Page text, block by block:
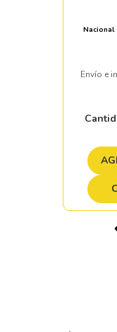
Nacional
Envío e